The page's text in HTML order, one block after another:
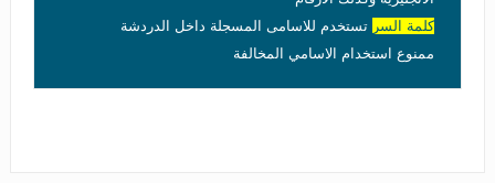
كلمة السر تستخدم للاسامى المسجلة داخل الدردشة
ممنوع استخدام الاسامي المخالفة